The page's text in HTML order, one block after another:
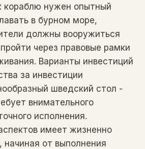
кораблю нужен опытный
в бурном море,
должны вооружиться
через правовые рамки
Варианты инвестиций
за инвестиции
шведский стол -
внимательного
исполнения.
имеет жизненно
начиная от выполнения